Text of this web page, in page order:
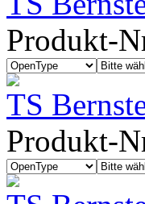
Produkt-
TS
Produkt-